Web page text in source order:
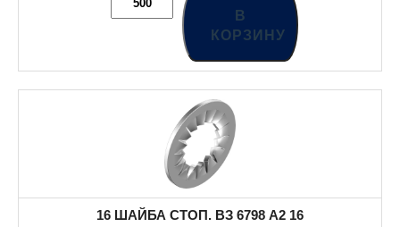
В
КОРЗИНУ
16 ШАЙБА СТОП. ВЗ 6798 A2 16